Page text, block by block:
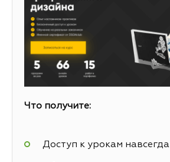
Что получите:
Доступ к урокам навсегда